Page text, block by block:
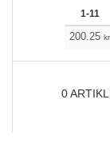
1-11
200.25 kr
0